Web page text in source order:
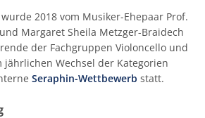
2018 vom Musiker-Ehepaar Prof.
Margaret Sheila Metzger-Braidech
der Fachgruppen Violoncello und
jährlichen Wechsel der Kategorien
Seraphin-Wettbewerb statt.